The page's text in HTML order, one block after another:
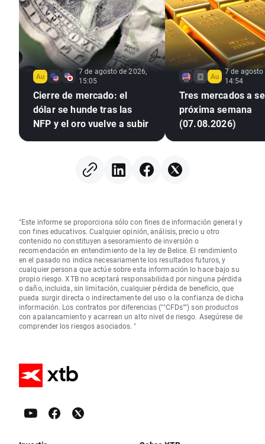
7 de agosto de 2026,
15:05
Cierre de mercado: el
dólar se hunde tras las
NFP y el oro vuelve a subir
7 de agosto
14:54
Tres mercados a
próxima semana
(07.08.2026)
"Este informe se proporciona sólo con fines de información general y
con fines educativos. Cualquier opinión, análisis, precio u otro
contenido no constituyen asesoramiento de inversión o
recomendación en entendimiento de la ley de Belice. El rendimiento
en el pasado no indica necesariamente los resultados futuros, y
cualquier persona que actúe sobre esta información lo hace bajo su
propio riesgo. XTB no aceptará responsabilidad por ninguna pérdida
o daño, incluida, sin limitación, cualquier pérdida de beneficio, que
pueda surgir directa o indirectamente del uso o la confianza de dicha
información. Los contratos por diferencias (""CFDs"") son productos
con apalancamiento y acarrean un alto nivel de riesgo. Asegúrese de
comprender los riesgos asociados. "